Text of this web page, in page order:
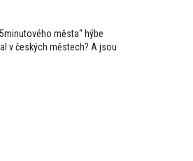
města“ hýbe
v českých městech? A jsou